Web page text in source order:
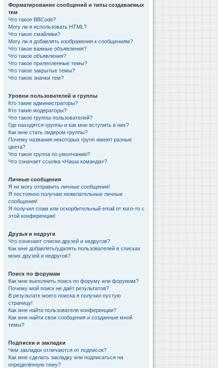
Форматирование сообщений и типы создаваемых
тем
Что такое BBCode?
Могу ли я использовать HTML?
Что такое смайлики?
Могу ли я добавлять изображения к сообщениям?
Что такое важные объявления?
Что такое объявления?
Что такое прилепленные темы?
Что такое закрытые темы?
Что такое значки тем?
Уровни пользователей и группы
Кто такие администраторы?
Кто такие модераторы?
Что такое группы пользователей?
Где находятся группы и как мне вступить в них?
Как мне стать лидером группы?
Почему названия некоторых групп имеют разные
цвета?
Что такое группа по умолчанию?
Что означает ссылка «Наша команда»?
Личные сообщения
Я не могу отправить личные сообщения!
Я постоянно получаю нежелательные личные
сообщения!
Я получил спам или оскорбительный email от кого-то с
этой конференции!
Друзья и недруги
Что означают списки друзей и недругов?
Как мне добавлять/удалять пользователей в списках
моих друзей и недругов?
Поиск по форумам
Как мне выполнить поиск по форуму или форумам?
Почему мой поиск не даёт результатов?
В результате моего поиска я получил пустую
страницу!
Как мне найти пользователя конференции?
Как мне найти свои сообщения и созданные мной
темы?
Подписки и закладки
Чем закладки отличаются от подписок?
Как мне сделать закладку или подписаться на
определённую тему?